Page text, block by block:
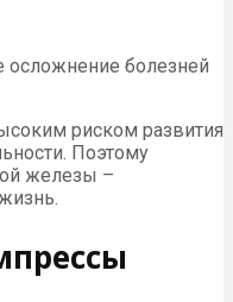
болезней
риском развития
Поэтому
железы –